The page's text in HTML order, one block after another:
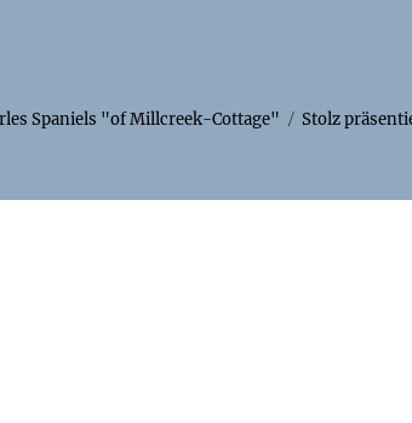
Spaniels "of Millcreek-Cottage" Stolz